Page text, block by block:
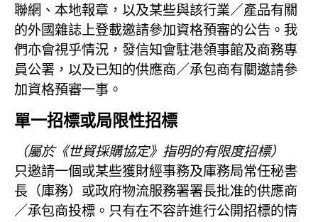
聯網、本地報章，以及某些與該行業／產品有關
的外國雜誌上登載邀請參加資格預審的公告。我
們亦會視乎情況，發信知會駐港領事館及商務專
員公署，以及已知的供應商／承包商有關邀請參
加資格預審一事。
單一招標或局限性招標
（屬於《世貿採購協定》指明的有限度招標）
只邀請一個或某些獲財經事務及庫務局常任秘書
長（庫務）或政府物流服務署署長批准的供應商
／承包商投標。只有在不容許進行公開招標的情